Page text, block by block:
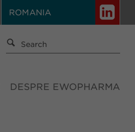
ROMANIA
DESPRE EWOPHARMA